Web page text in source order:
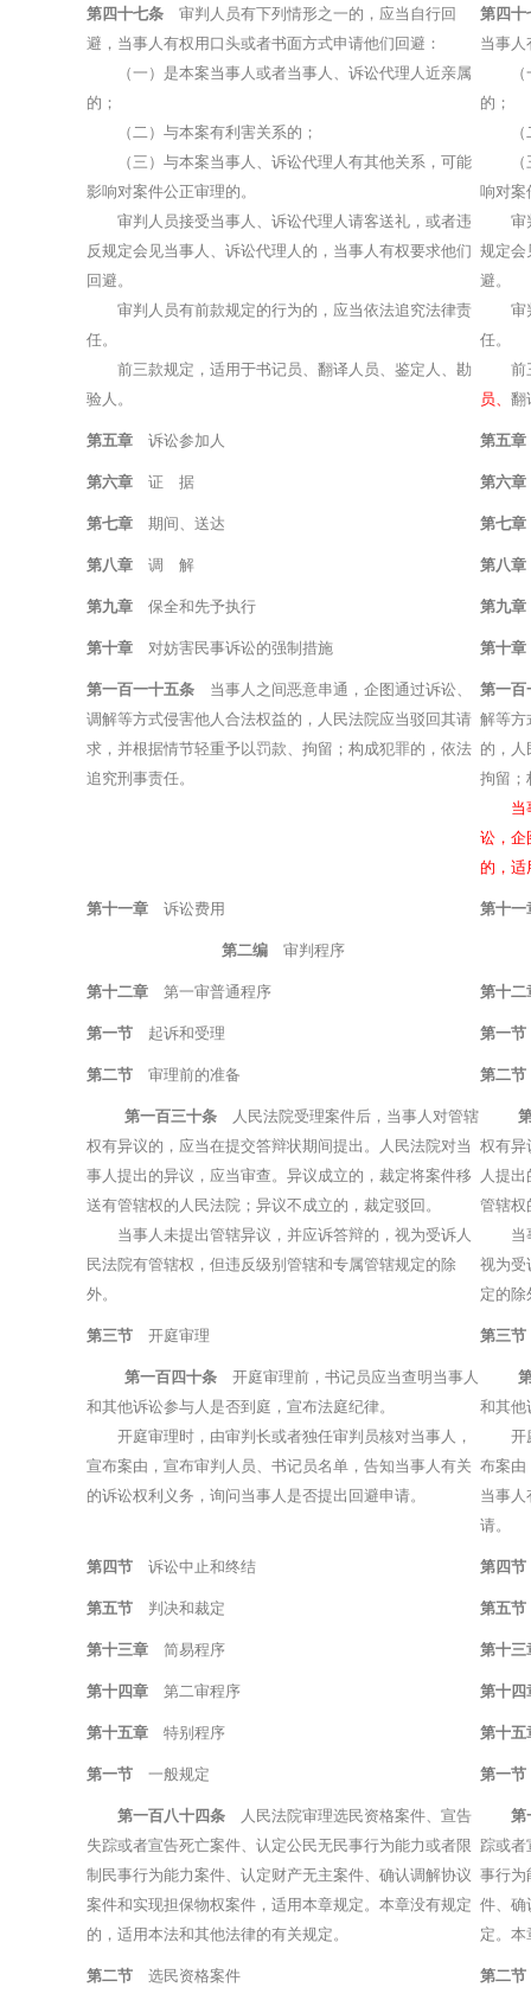
第四十七条 审判人员有下列情形之一的，应当自行回
避，当事人有权用口头或者书面方式申请他们回避：
（一）是本案当事人或者当事人、诉讼代理人近亲属
的；
（二）与本案有利害关系的；
（三）与本案当事人、诉讼代理人有其他关系，可能
影响对案件公正审理的。
审判人员接受当事人、诉讼代理人请客送礼，或者违
反规定会见当事人、诉讼代理人的，当事人有权要求他们
回避。
审判人员有前款规定的行为的，应当依法追究法律责
任。
前三款规定，适用于书记员、翻译人员、鉴定人、勘
验人。
第四十
当事人
（一
的；
（二
（三
响对案
审判
规定会
避。
审判
任。
前三
员、 翻
第五章 诉讼参加人 第五章
第六章 证 据 第六章
第七章 期间、送达 第七章
第八章 调 解 第八章
第九章 保全和先予执行 第九章
第十章 对妨害民事诉讼的强制措施 第十章
第一百一十五条 当事人之间恶意串通，企图通过诉讼、
调解等方式侵害他人合法权益的，人民法院应当驳回其请
求，并根据情节轻重予以罚款、拘留；构成犯罪的，依法
追究刑事责任。
第一百
解等方
的，人
拘留；
当
讼，企
的，适
第十一章 诉讼费用 第十一
第二编 审判程序
第十二章 第一审普通程序 第十二
第一节 起诉和受理 第一节
第二节 审理前的准备 第二节
第一百三十条 人民法院受理案件后，当事人对管辖
权有异议的，应当在提交答辩状期间提出。人民法院对当
事人提出的异议，应当审查。异议成立的，裁定将案件移
送有管辖权的人民法院；异议不成立的，裁定驳回。
当事人未提出管辖异议，并应诉答辩的，视为受诉人
民法院有管辖权，但违反级别管辖和专属管辖规定的除
外。
权有异
人提
管辖权
当事
视为受
定的除
第三节 开庭审理 第三节
第一百四十条 开庭审理前，书记员应当查明当事人
和其他诉讼参与人是否到庭，宣布法庭纪律。
开庭审理时，由审判长或者独任审判员核对当事人，
宣布案由，宣布审判人员、书记员名单，告知当事人有关
的诉讼权利义务，询问当事人是否提出回避申请。
和其他
开庭
布案由
当事人
请。
第四节 诉讼中止和终结 第四节
第五节 判决和裁定 第五节
第十三章 简易程序 第十三
第十四章 第二审程序 第十四
第十五章 特别程序 第十五
第一节 一般规定 第一节
第一百八十四条 人民法院审理选民资格案件、宣告
失踪或者宣告死亡案件、认定公民无民事行为能力或者限
制民事行为能力案件、认定财产无主案件、确认调解协议
案件和实现担保物权案件，适用本章规定。本章没有规定
的，适用本法和其他法律的有关规定。
第
踪或者
事行为
件、确
定。本
第二节 选民资格案件 第二节